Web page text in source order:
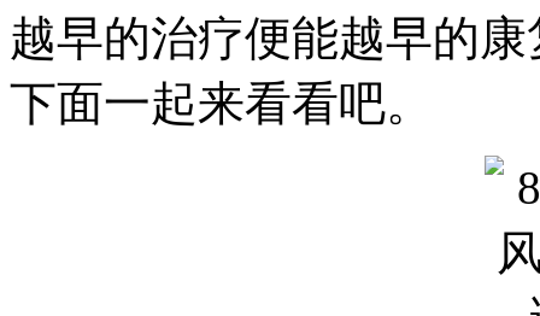
越早的治疗便能越早的
下面一起来看看吧。